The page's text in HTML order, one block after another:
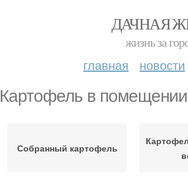
ДАЧНАЯ
жизнь за
главная новости
Картофель в помещении
Собранный картофель